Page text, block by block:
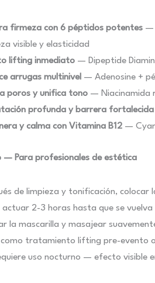
firmeza con 6 péptidos potentes —
visible y elasticidad
lifting inmediato — Dipeptide
arrugas multinivel — Adenosine +
poros y unifica tono — Niacinamida
profunda y barrera fortalecida
y calma con Vitamina B12 —
— Para profesionales de estética
de limpieza y tonificación,
actuar 2-3 horas hasta que se
la mascarilla y masajear
como tratamiento lifting pre-evento
uso nocturno — efecto visible